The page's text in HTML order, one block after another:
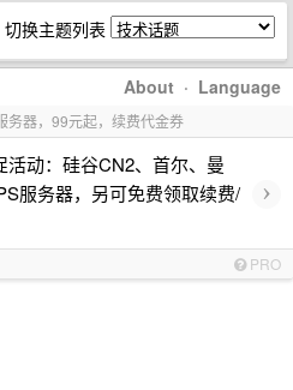
切换主题列表
About · Language
务器，99元起，续费代金券
活动：硅谷CN2、首尔、曼
服务器，另可免费领取续费/
›
PRO